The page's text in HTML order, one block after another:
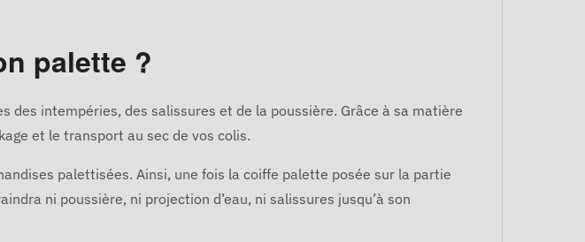
palette ?
des intempéries, des salissures et de la poussière. Grâce à sa matière
et le transport au sec de vos colis.
palettisées. Ainsi, une fois la coiffe palette posée sur la partie
ni poussière, ni projection d’eau, ni salissures jusqu’à son